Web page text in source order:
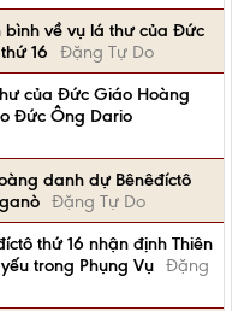
về vụ lá thư của Đức
16
Đặng Tự Do
của Đức Giáo Hoàng
Đức Ông Dario
danh dự Bênêđíctô
Đặng Tự Do
thứ 16 nhận định Thiên
trong Phụng Vụ Đặng